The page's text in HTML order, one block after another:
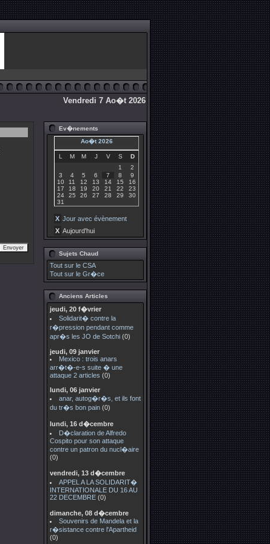
Vendredi 7 Ao�t 2026
Ev�nements
Ao�t 2026
L M M J V S
D
1
2
3
4 5 6 7 8
9
10
11 12 13 14 15
16
17
18 19 20 21 22
23
24
25 26 27 28 29
30
31
X Jour avec évènement
X Aujourd'hui
Sujets Chaud
Tout sur le CSA
Tout sur le Gr�ce
Anciens Articles
jeudi, 20 f�vrier
Solidarit� contre la
r�pression pendant comme
apr�s les JO de Sotchi (0)
jeudi, 09 janvier
Mexico : trois anars
arr�t�-e-s suite � une
attaque 2 articles (0)
lundi, 06 janvier
anar, autog�r�s, et ils font
du tr�s bon pain (0)
lundi, 16 d�cembre
D�claration de Alfredo
Cospito pour son attaque
contre un patron du nucl�aire
(0)
vendredi, 13 d�cembre
APPEL A LA SOLIDARIT�
INTERNATIONALE DU 16 AU
22 DECEMBRE (0)
dimanche, 08 d�cembre
Souvenirs de Mandela et la
r�sistance contre l'Apartheid
(0)